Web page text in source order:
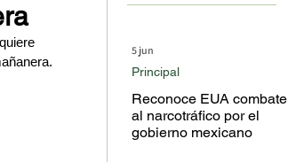
Reconoce EUA combate
al narcotráfico por el
gobierno mexicano
Principal
5 jun